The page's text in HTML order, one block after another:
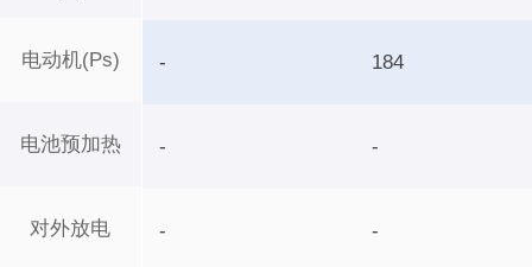
电动机(Ps)
电池预加热
对外放电
- 184
- -
- -